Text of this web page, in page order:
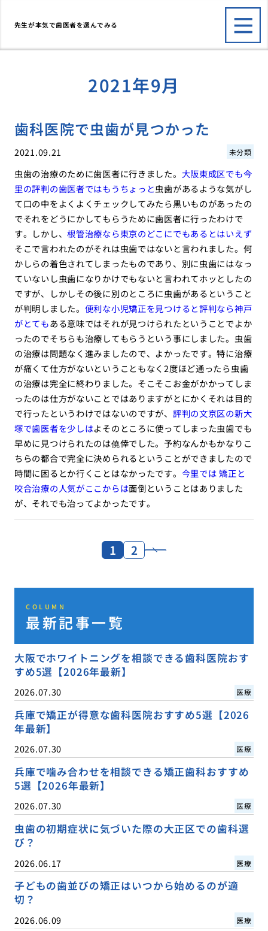
先生が本気で歯医者を選んでみる
2021年9月
歯科医院で虫歯が見つかった
2021.09.21 未分類
虫歯の治療のために歯医者に行きました。 大阪東成区でも今
里の評判の歯医者ではもうちょっと虫歯があるような気がし
て口の中をよくよくチェックしてみたら黒いものがあったの
でそれをどうにかしてもらうために歯医者に行ったわけで
す。しかし、根管治療なら東京のどこにでもあるとはいえず
そこで言われたのがそれは虫歯ではないと言われました。何
かしらの着色されてしまったものであり、別に虫歯にはなっ
ていないし虫歯になりかけでもないと言われてホッとしたの
ですが、しかしその後に別のところに虫歯があるということ
が判明しました。 便利な小児矯正を見つけると評判なら神戸
がとてもある意味ではそれが見つけられたということでよか
ったのでそちらも治療してもらうという事にしました。虫歯
の治療は問題なく進みましたので、よかったです。特に治療
が痛くて仕方がないということもなく2度ほど通ったら虫歯
の治療は完全に終わりました。そこそこお金がかかってしま
ったのは仕方がないことではありますがとにかくそれは目的
で行ったというわけではないのですが、 評判の文京区の新大
塚で歯医者を少しはよそのところに使ってしまった虫歯でも
早めに見つけられたのは僥倖でした。予約なんかもかなりこ
ちらの都合で完全に決められるということができましたので
時間に困るとか行くことはなかったです。 今里では 矯正と
咬合治療の人気がここからは面倒ということはありました
が、それでも治ってよかったです。
1 2
COLUMN
最新記事一覧
大阪でホワイトニングを相談できる歯科医院おす
すめ5選【2026年最新】
2026.07.30 医療
兵庫で矯正が得意な歯科医院おすすめ5選【2026
年最新】
2026.07.30 医療
兵庫で噛み合わせを相談できる矯正歯科おすすめ
5選【2026年最新】
2026.07.30 医療
虫歯の初期症状に気づいた際の大正区での歯科選
び？
2026.06.17 医療
子どもの歯並びの矯正はいつから始めるのが適
切？
2026.06.09 医療